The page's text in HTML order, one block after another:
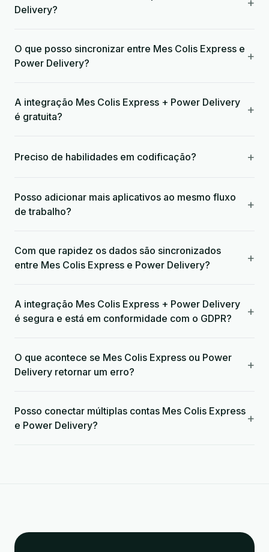
Delivery?
O que posso sincronizar entre Mes Colis Express e
Power Delivery?
+
A integração Mes Colis Express + Power Delivery
é gratuita?
+
Preciso de habilidades em codificação? +
Posso adicionar mais aplicativos ao mesmo fluxo
de trabalho?
+
Com que rapidez os dados são sincronizados
entre Mes Colis Express e Power Delivery?
+
A integração Mes Colis Express + Power Delivery
é segura e está em conformidade com o GDPR?
+
O que acontece se Mes Colis Express ou Power
Delivery retornar um erro?
+
Posso conectar múltiplas contas Mes Colis Express
e Power Delivery?
+